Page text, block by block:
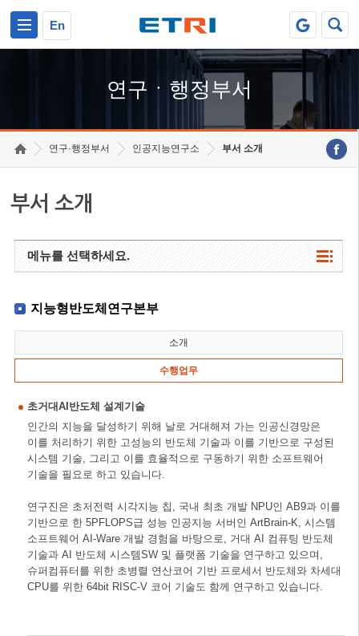
En
연구ㆍ행정부서
연구·행정부서 인공지능연구소 부서 소개
부서 소개
메뉴를 선택하세요.
지능형반도체연구본부
소개
수행업무
초거대AI반도체 설계기술
인간의 지능을 달성하기 위해 날로 거대해져 가는 인공신경망은
이를 처리하기 위한 고성능의 반도체 기술과 이를 기반으로 구성된
시스템 기술, 그리고 이를 효율적으로 구동하기 위한 소프트웨어
기술을 필요로 하고 있습니다.
연구진은 초저전력 시각지능 칩, 국내 최초 개발 NPU인 AB9과 이를
기반으로 한 5PFLOPS급 성능 인공지능 서버인 ArtBrain-K, 시스템
소프트웨어 AI-Ware 개발 경험을 바탕으로, 거대 AI 컴퓨팅 반도체
기술과 AI 반도체 시스템SW 및 플랫폼 기술을 연구하고 있으며,
슈퍼컴퓨터를 위한 초병렬 연산코어 기반 프로세서 반도체와 차세대
CPU를 위한 64bit RISC-V 코어 기술도 함께 연구하고 있습니다.